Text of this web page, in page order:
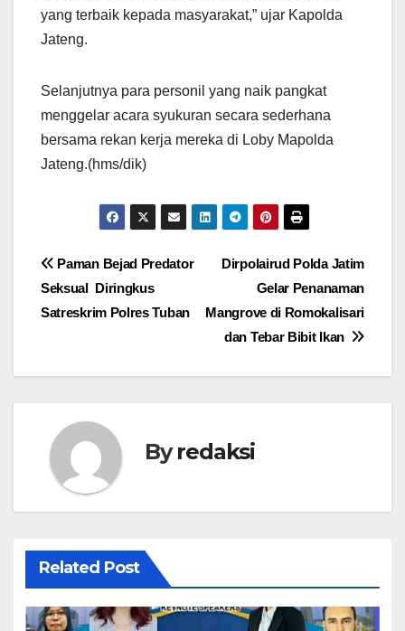
yang terbaik kepada masyarakat,” ujar Kapolda
Jateng.
Selanjutnya para personil yang naik pangkat
menggelar acara syukuran secara sederhana
bersama rekan kerja mereka di Loby Mapolda
Jateng.(hms/dik)
Navigasi
pos
Dirpolairud Polda Jatim
Gelar Penanaman
Mangrove di Romokalisari
dan Tebar Bibit Ikan
Paman Bejad Predator
Seksual Diringkus
Satreskrim Polres Tuban
Byredaksi
Related Post